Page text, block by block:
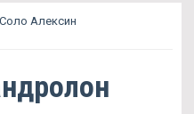
Алексин